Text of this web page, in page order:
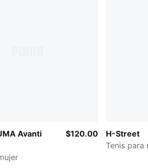
Avanti
$120.00
H-Street
Tenis para